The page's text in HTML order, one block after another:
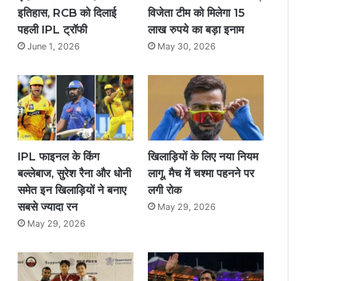
23, 2025 4
ने शेयर की मां बनने की
April 11, 2026
आशा भोसले की हालत गंभीर, ब्रीच कैंडी
अस्पताल में जारी इलाज
इतिहास, RCB को दिलाई
पहली IPL ट्रॉफी
June 1, 2026
विजेता टीम को मिलेगा 15
लाख रुपये का बड़ा इनाम
May 30, 2026
IPL फाइनल के किंग
बल्लेबाज, सुरेश रैना और धोनी
समेत इन खिलाड़ियों ने बनाए
सबसे ज्यादा रन
May 29, 2026
खिलाड़ियों के लिए नया नियम
लागू, मैच में चश्मा पहनने पर
लगी रोक
May 29, 2026